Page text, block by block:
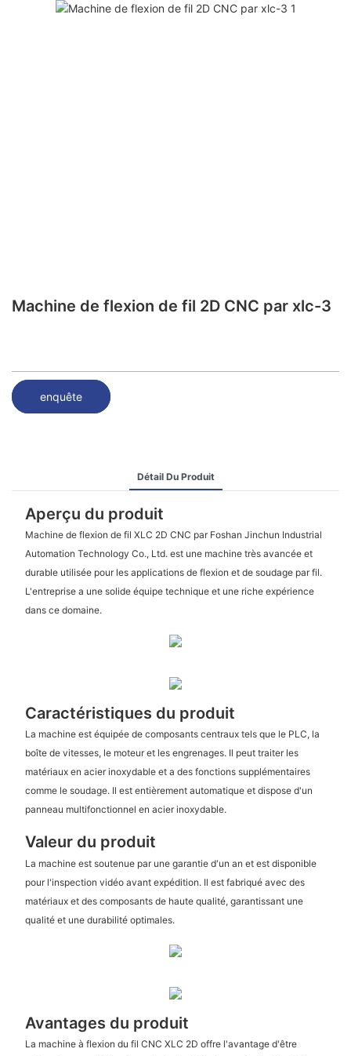
Machine de flexion de fil 2D CNC par xlc-3
enquête
Détail Du Produit
Aperçu du produit
Machine de flexion de fil XLC 2D CNC par Foshan Jinchun Industrial
Automation Technology Co., Ltd. est une machine très avancée et
durable utilisée pour les applications de flexion et de soudage par fil.
L'entreprise a une solide équipe technique et une riche expérience
dans ce domaine.
Caractéristiques du produit
La machine est équipée de composants centraux tels que le PLC, la
boîte de vitesses, le moteur et les engrenages. Il peut traiter les
matériaux en acier inoxydable et a des fonctions supplémentaires
comme le soudage. Il est entièrement automatique et dispose d'un
panneau multifonctionnel en acier inoxydable.
Valeur du produit
La machine est soutenue par une garantie d'un an et est disponible
pour l'inspection vidéo avant expédition. Il est fabriqué avec des
matériaux et des composants de haute qualité, garantissant une
qualité et une durabilité optimales.
Avantages du produit
La machine à flexion du fil CNC XLC 2D offre l'avantage d'être